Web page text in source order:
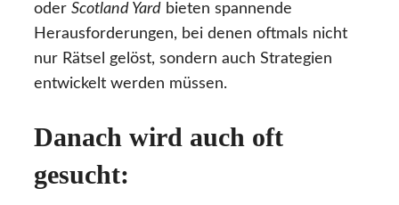
oder Scotland Yard bieten spannende
Herausforderungen, bei denen oftmals nicht
nur Rätsel gelöst, sondern auch Strategien
entwickelt werden müssen.
Danach wird auch oft
gesucht: